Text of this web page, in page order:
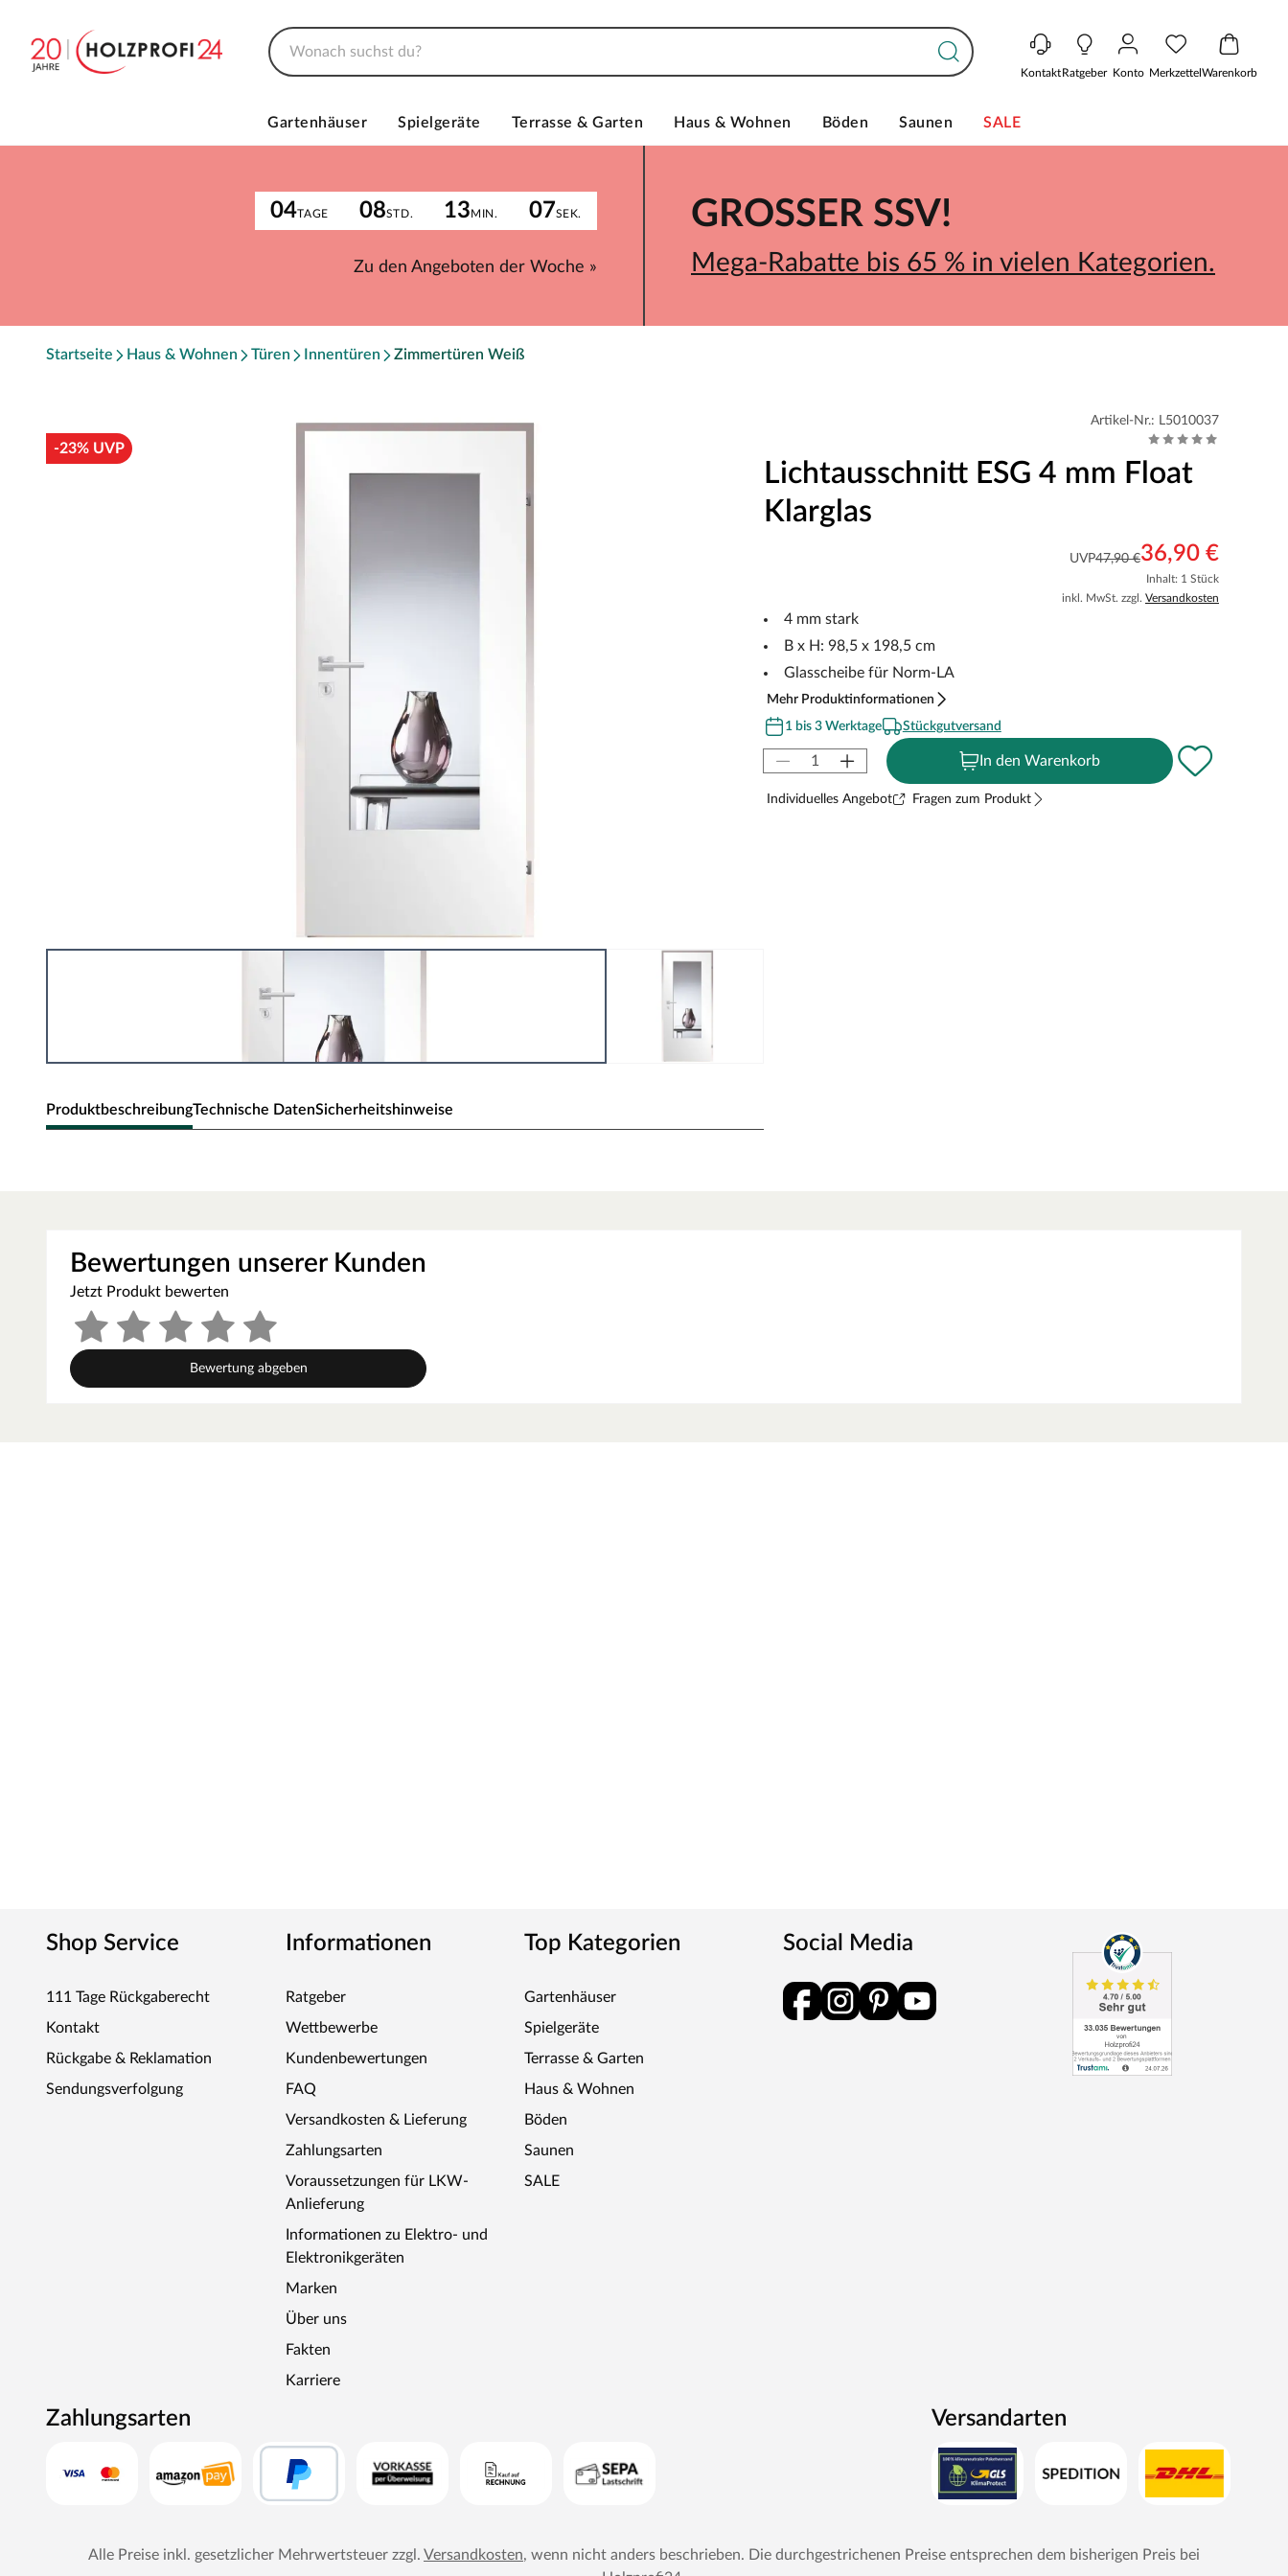
KontaktRatgeber Konto MerkzettelWarenkorb
Gartenhäuser Spielgeräte Terrasse & Garten Haus & Wohnen Böden Saunen SALE
04TAGE 08STD. 13MIN. 07SEK.
Zu den Angeboten der Woche »
GROSSER SSV!
Mega-Rabatte bis 65 % in vielen Kategorien.
Startseite Haus & Wohnen Türen Innentüren Zimmertüren Weiß
-23% UVP
ProduktbeschreibungTechnische DatenSicherheitshinweise
Norm-Lichtausschnitte und sorgt für eine offene, einladende Atmosphäre. Klarglas bietet eine
unverfälschte, transparente Durchsicht und lässt natürliches Licht ungehindert in den Raum strömen –
Das robuste Einscheibensicherheitsglas (ESG) überzeugt durch seine hohe Stoß- und Schlagfestigkeit
sowie durch eine erstklassige Oberflächenqualität. Ob im Neubau oder bei einer Renovierung – dieser
Glaseinsatz kombiniert stilvolles Design mit langlebiger Qualität und sorgt zugleich für erhöhte Sicherheit
Artikel-Nr.: L5010037
Lichtausschnitt ESG 4 mm Float
Klarglas
UVP47,90 €36,90 €
Inhalt: 1 Stück
inkl. MwSt. zzgl. Versandkosten
4 mm stark
B x H: 98,5 x 198,5 cm
Glasscheibe für Norm-LA
Mehr Produktinformationen
1 bis 3 Werktage
Stückgutversand
In den Warenkorb
Individuelles Angebot Fragen zum Produkt
Bewertungen unserer Kunden
Jetzt Produkt bewerten
Bewertung abgeben
Shop Service
111 Tage Rückgaberecht
Kontakt
Rückgabe & Reklamation
Sendungsverfolgung
Informationen
Ratgeber
Wettbewerbe
Kundenbewertungen
FAQ
Versandkosten & Lieferung
Zahlungsarten
Voraussetzungen für LKW-
Anlieferung
Informationen zu Elektro- und
Elektronikgeräten
Marken
Über uns
Fakten
Karriere
Top Kategorien
Gartenhäuser
Spielgeräte
Terrasse & Garten
Haus & Wohnen
Böden
Saunen
SALE
Social Media
Zahlungsarten Versandarten
Alle Preise inkl. gesetzlicher Mehrwertsteuer zzgl. Versandkosten, wenn nicht anders beschrieben. Die durchgestrichenen Preise entsprechen dem bisherigen Preis bei